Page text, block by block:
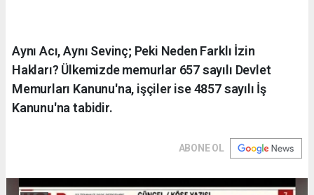
Aynı Acı, Aynı Sevinç; Peki Neden Farklı İzin
Hakları? Ülkemizde memurlar 657 sayılı Devlet
Memurları Kanunu'na, işçiler ise 4857 sayılı İş
Kanunu'na tabidir.
ABONE OL